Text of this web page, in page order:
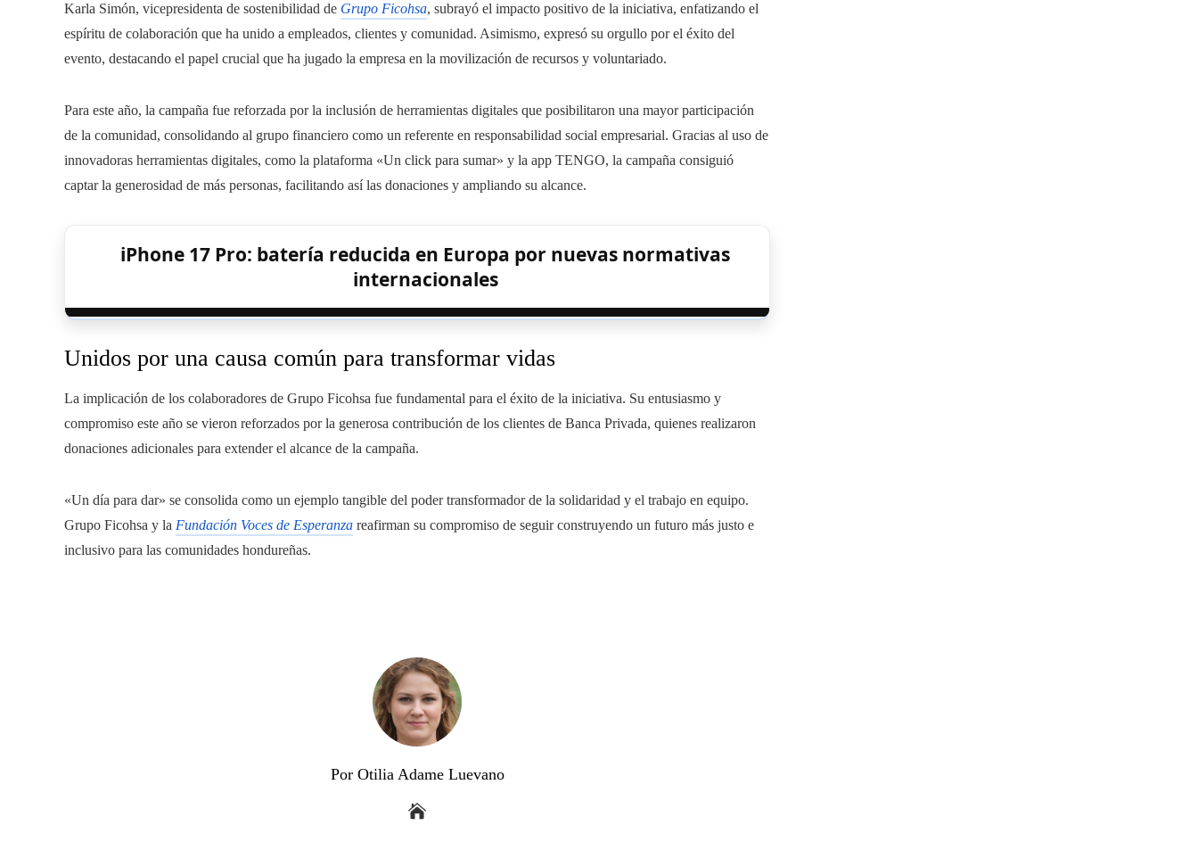
Karla Simón, vicepresidenta de sostenibilidad de Grupo Ficohsa, subrayó el impacto positivo de la iniciativa, enfatizando el
espíritu de colaboración que ha unido a empleados, clientes y comunidad. Asimismo, expresó su orgullo por el éxito del
evento, destacando el papel crucial que ha jugado la empresa en la movilización de recursos y voluntariado.
Para este año, la campaña fue reforzada por la inclusión de herramientas digitales que posibilitaron una mayor participación
de la comunidad, consolidando al grupo financiero como un referente en responsabilidad social empresarial. Gracias al uso de
innovadoras herramientas digitales, como la plataforma «Un click para sumar» y la app TENGO, la campaña consiguió
captar la generosidad de más personas, facilitando así las donaciones y ampliando su alcance.
iPhone 17 Pro: batería reducida en Europa por nuevas normativas
internacionales
Unidos por una causa común para transformar vidas
La implicación de los colaboradores de Grupo Ficohsa fue fundamental para el éxito de la iniciativa. Su entusiasmo y
compromiso este año se vieron reforzados por la generosa contribución de los clientes de Banca Privada, quienes realizaron
donaciones adicionales para extender el alcance de la campaña.
«Un día para dar» se consolida como un ejemplo tangible del poder transformador de la solidaridad y el trabajo en equipo.
Grupo Ficohsa y la Fundación Voces de Esperanza reafirman su compromiso de seguir construyendo un futuro más justo e
inclusivo para las comunidades hondureñas.
Por Otilia Adame Luevano